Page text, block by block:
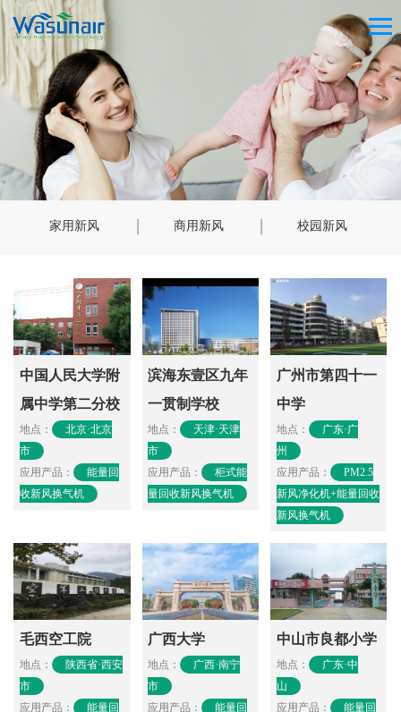
家用新风 商用新风 校园新风
中国人民大学附
属中学第二分校
地点：
北京·北京
市
应用产品：
能量回
收新风换气机
滨海东壹区九年
一贯制学校
地点：
天津·天津
市
应用产品：
柜式能
量回收新风换气机
广州市第四十一
中学
地点：
广东·广
州
应用产品：
PM2.5
新风净化机+能量回收
新风换气机
毛西空工院
地点：
陕西省·西安
市
应用产品：
能量回
广西大学
地点：
广西·南宁
市
应用产品：
能量回
中山市良都小学
地点：
广东·中
山
应用产品：
能量回